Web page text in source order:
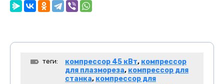
теги: компрессор 45 кВт, компрессор
для плазмореза, компрессор для
станка, компрессор для